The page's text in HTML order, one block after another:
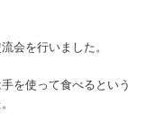
会を行いました。
を使って食べるという